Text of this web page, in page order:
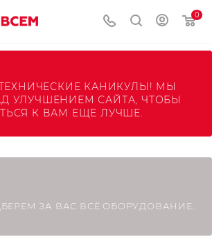
0
КАНИКУЛЫ! МЫ
УЛУЧШЕНИЕМ САЙТА, ЧТОБЫ
К ВАМ ЕЩЕ ЛУЧШЕ.
ЗА ВАС ВСЁ ОБОРУДОВАНИЕ.